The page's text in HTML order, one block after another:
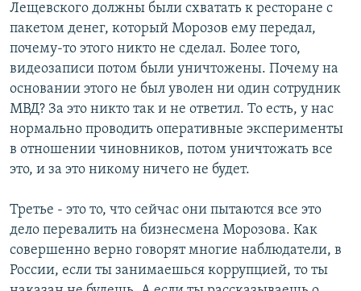
Лещевского должны были схватать к ресторане с
пакетом денег, который Морозов ему передал,
почему-то этого никто не сделал. Более того,
видеозаписи потом были уничтожены. Почему на
основании этого не был уволен ни один сотрудник
МВД? За это никто так и не ответил. То есть, у нас
нормально проводить оперативные эксперименты
в отношении чиновников, потом уничтожать все
это, и за это никому ничего не будет.
Третье - это то, что сейчас они пытаются все это
дело перевалить на бизнесмена Морозова. Как
совершенно верно говорят многие наблюдатели, в
России, если ты занимаешься коррупцией, то ты